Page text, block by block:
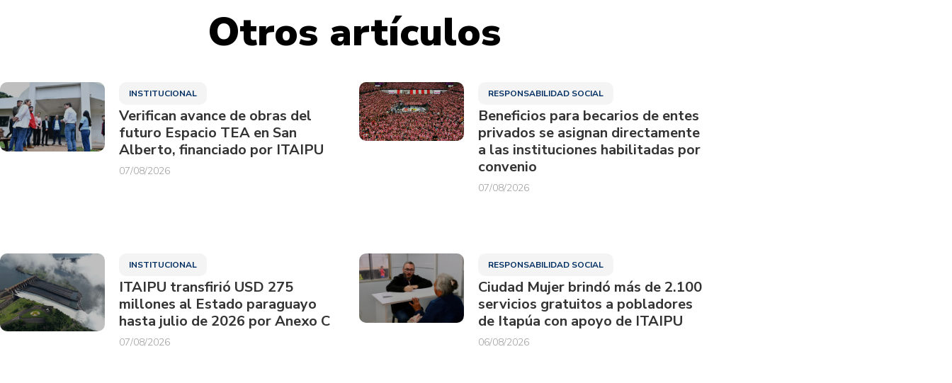
Otros artículos
INSTITUCIONAL
Verifican avance de obras del
futuro Espacio TEA en San
Alberto, financiado por ITAIPU
07/08/2026
RESPONSABILIDAD SOCIAL
Beneficios para becarios de entes
privados se asignan directamente
a las instituciones habilitadas por
convenio
07/08/2026
INSTITUCIONAL
ITAIPU transfirió USD 275
millones al Estado paraguayo
hasta julio de 2026 por Anexo C
07/08/2026
RESPONSABILIDAD SOCIAL
Ciudad Mujer brindó más de 2.100
servicios gratuitos a pobladores
de Itapúa con apoyo de ITAIPU
06/08/2026